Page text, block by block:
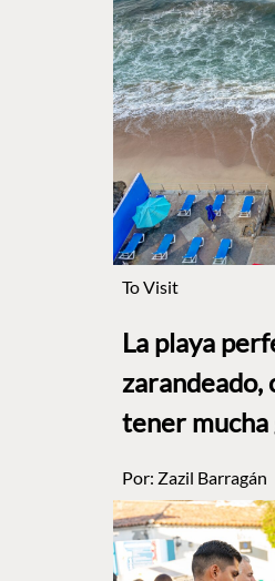
To Visit
La playa
zarandeado,
tener
Por: Zazil Barragán